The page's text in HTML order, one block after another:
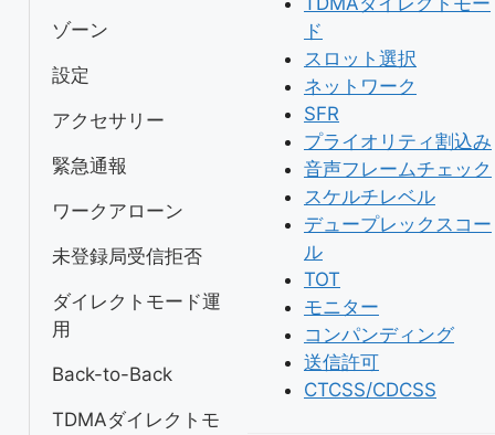
ゾーン
設定
アクセサリー
緊急通報
ワークアローン
未登録局受信拒否
ダイレクトモード運
用
Back-to-Back
TDMAダイレクトモ
ド
スロット選択
ネットワーク
SFR
プライオリティ割込み
音声フレームチェック
スケルチレベル
デュープレックスコー
ル
TOT
モニター
コンパンディング
送信許可
CTCSS/CDCSS